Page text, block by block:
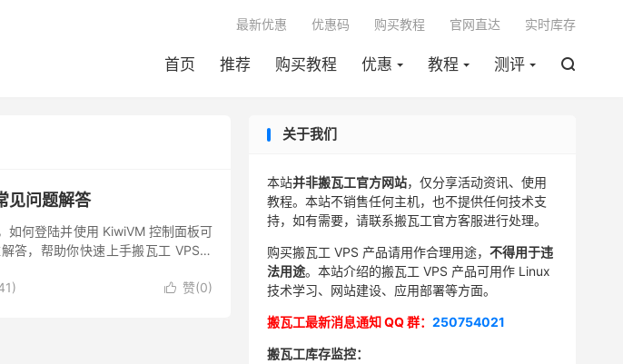
首页 推荐 购买教程 优惠 教程 测评 
最新优惠 优惠码 购买教程 官网直达 实时库存
见问题解答
如何登陆并使用 KiwiVM 控制面板可
答，帮助你快速上手搬瓦工 VPS。
 赞(0)
关于我们
本站并非搬瓦工官方网站，仅分享活动资讯、使用
教程。本站不销售任何主机，也不提供任何技术支
持，如有需要，请联系搬瓦工官方客服进行处理。
购买搬瓦工 VPS 产品请用作合理用途， 不得用于违
法用途。本站介绍的搬瓦工 VPS 产品可用作 Linux
技术学习、网站建设、应用部署等方面。
搬瓦工最新消息通知 QQ 群： 250754021
搬瓦工库存监控：